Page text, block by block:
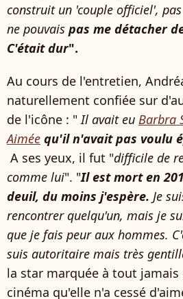
construit un 'couple officiel',
ne pouvais pas me détacher
C'était dur".
Au cours de l'entretien,
naturellement confiée sur
de l'icône : "Il avait eu Barbra
Aimée qu'il n'avait pas voulu
A ses yeux, il fut "difficile de
comme lui". "Il est mort en
deuil, du moins j'espère. Je
rencontrer quelqu'un, mais je
que je fais peur aux hommes.
suis autoritaire mais très
la star marquée à tout jamais
cinéma qu'elle n'a cessé